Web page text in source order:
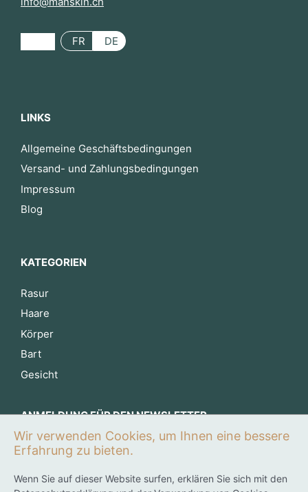
FR DE
LINKS
Allgemeine Geschäftsbedingungen
Versand- und Zahlungsbedingungen
Impressum
Blog
KATEGORIEN
Rasur
Haare
Körper
Bart
Gesicht
ANMELDUNG FÜR DEN NEWSLETTER
Jetzt anmelden
Wir verwenden Cookies, um Ihnen eine bessere
Erfahrung zu bieten.
Wenn Sie auf dieser Website surfen, erklären Sie sich mit den